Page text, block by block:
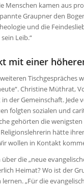
Menschen kamen aus
Graupner den
und die
Leib.“
mit einer
Tischgespräches
Christine Müthrat,
der Gemeinschaft. Jede
folgten sozialen und
gehörten die
hätte
wollen in Kontakt
über die „neue
Heimat? Wo ist der
„Für die